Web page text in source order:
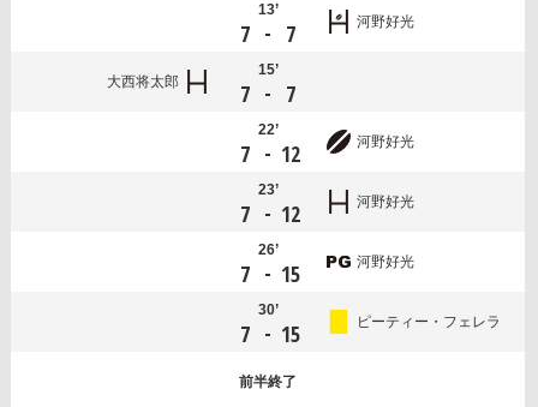
13’
7 - 7 河野好光
大西将太郎
15’
7 - 7
22’
7 - 12 河野好光
23’
7 - 12 河野好光
26’
7 - 15 河野好光
30’
7 - 15 ピーティー・フェレラ
前半終了